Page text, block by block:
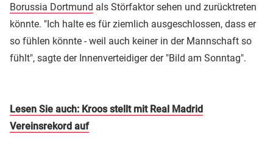
Borussia Dortmund als Störfaktor sehen und zurücktreten
könnte. "Ich halte es für ziemlich ausgeschlossen, dass er
so fühlen könnte - weil auch keiner in der Mannschaft so
fühlt", sagte der Innenverteidiger der "Bild am Sonntag".
Lesen Sie auch: Kroos stellt mit Real Madrid
Vereinsrekord auf